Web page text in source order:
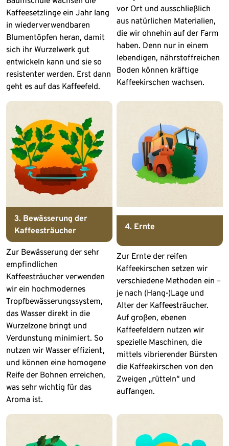
Kaffeesetzlinge ein Jahr lang
in wiederverwendbaren
Blumentöpfen heran, damit
sich ihr Wurzelwerk gut
entwickeln kann und sie so
resistenter werden. Erst dann
geht es auf das Kaffeefeld.
vor Ort und ausschließlich
aus natürlichen Materialien,
die wir ohnehin auf der Farm
haben. Denn nur in einem
lebendigen, nährstoffreichen
Boden können kräftige
Kaffeekirschen wachsen.
3. Bewässerung der
Kaffeesträucher
Zur Bewässerung der sehr
empfindlichen
Kaffeesträucher verwenden
wir ein hochmodernes
Tropfbewässerungssystem,
das Wasser direkt in die
Wurzelzone bringt und
Verdunstung minimiert. So
nutzen wir Wasser effizient,
und können eine homogene
Reife der Bohnen erreichen,
was sehr wichtig für das
Aroma ist.
4. Ernte
Zur Ernte der reifen
Kaffeekirschen setzen wir
verschiedene Methoden ein –
je nach (Hang-)Lage und
Alter der Kaffeesträucher.
Auf großen, ebenen
Kaffeefeldern nutzen wir
spezielle Maschinen, die
mittels vibrierender Bürsten
die Kaffeekirschen von den
Zweigen „rütteln“ und
auffangen.